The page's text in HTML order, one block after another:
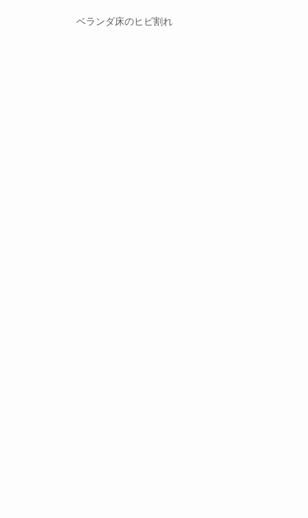
ベランダ床のヒビ割れ